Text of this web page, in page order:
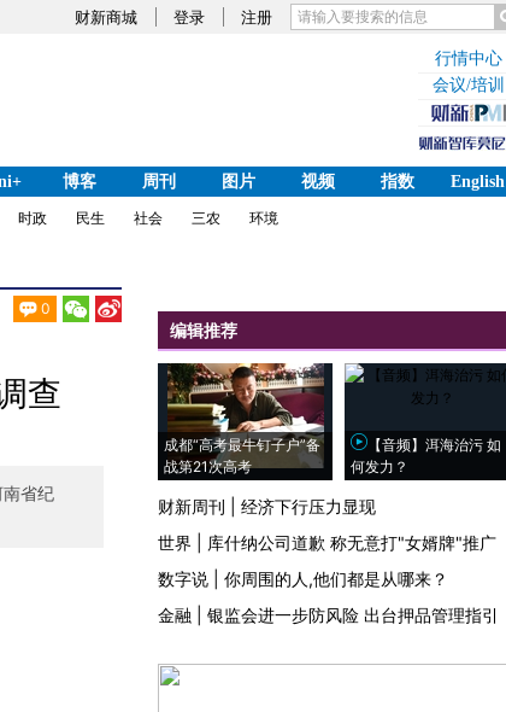
财新商城 登录 注册
行情中心
会议/培训
博客 周刊 图片 视频 指数
English
时政 民生 社会 三农 环境
0
查
省纪
编辑推荐
成都“高考最牛钉子户”备
战第21次高考
【音频】洱海治污 如
何发力？
财新周刊
经济下行压力显现
世界
库什纳公司道歉 称无意打"女婿牌"推广
数字说
你周围的人,他们都是从哪来？
金融
银监会进一步防风险 出台押品管理指引